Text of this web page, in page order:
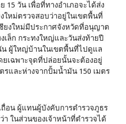
วัน เพื่อที่ทางอำเภอจะได้ส่ง
ใหม่ตรวจสอบว่าอยู่ในเขตพื้นที่
ยงใหม่มีประกาศจังหวัดที่อนุญาต
เล็ก กระทงใหญ่และวันส่งท้ายปี
น ผู้ใหญ่บ้านในเขตพื้นที่ไปดูแล
เฉพาะจุดที่ปล่อยนั้นจะต้องอยู่
รและห่างจากปั้มน้ำมัน 150 เมตร
อน ผู้แทนผู้บังคับการตำรวจภูธร
า ในส่วนของเจ้าหน้าที่ตำรวจได้